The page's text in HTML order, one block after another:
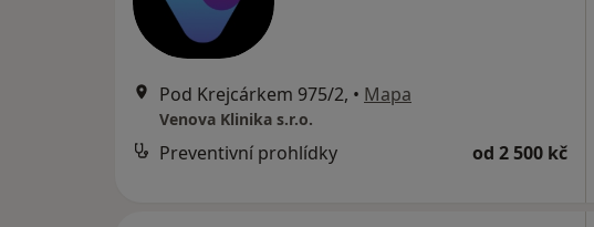
Pod Krejcárkem 975/2, • Mapa
Venova Klinika s.r.o.
Preventivní prohlídky od 2 500 kč